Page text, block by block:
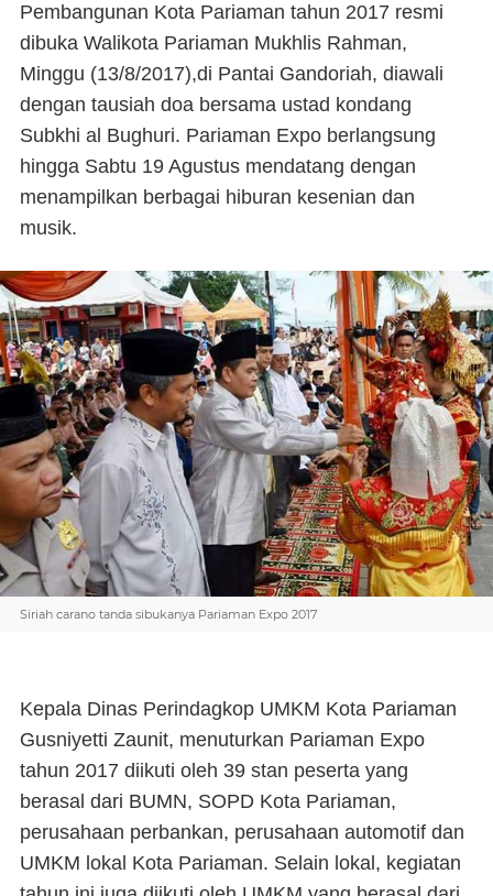
Pembangunan Kota Pariaman tahun 2017 resmi
dibuka Walikota Pariaman Mukhlis Rahman,
Minggu (13/8/2017),di Pantai Gandoriah, diawali
dengan tausiah doa bersama ustad kondang
Subkhi al Bughuri. Pariaman Expo berlangsung
hingga Sabtu 19 Agustus mendatang dengan
menampilkan berbagai hiburan kesenian dan
musik.
Siriah carano tanda sibukanya Pariaman Expo 2017
Kepala Dinas Perindagkop UMKM Kota Pariaman
Gusniyetti Zaunit, menuturkan Pariaman Expo
tahun 2017 diikuti oleh 39 stan peserta yang
berasal dari BUMN, SOPD Kota Pariaman,
perusahaan perbankan, perusahaan automotif dan
UMKM lokal Kota Pariaman. Selain lokal, kegiatan